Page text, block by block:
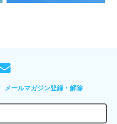
メールマガジン登録・解除